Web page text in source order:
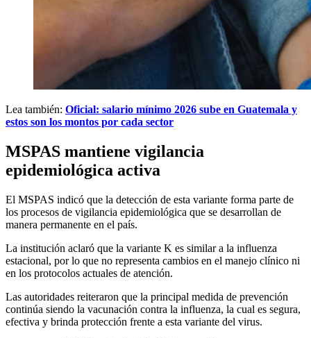
Lea también: Oficial: salario mínimo 2026 sube en Guatemala y
estos son los montos por cada sector
MSPAS mantiene vigilancia
epidemiológica activa
El MSPAS indicó que la detección de esta variante forma parte de
los procesos de vigilancia epidemiológica que se desarrollan de
manera permanente en el país.
La institución aclaró que la variante K es similar a la influenza
estacional, por lo que no representa cambios en el manejo clínico ni
en los protocolos actuales de atención.
Las autoridades reiteraron que la principal medida de prevención
continúa siendo la vacunación contra la influenza, la cual es segura,
efectiva y brinda protección frente a esta variante del virus.